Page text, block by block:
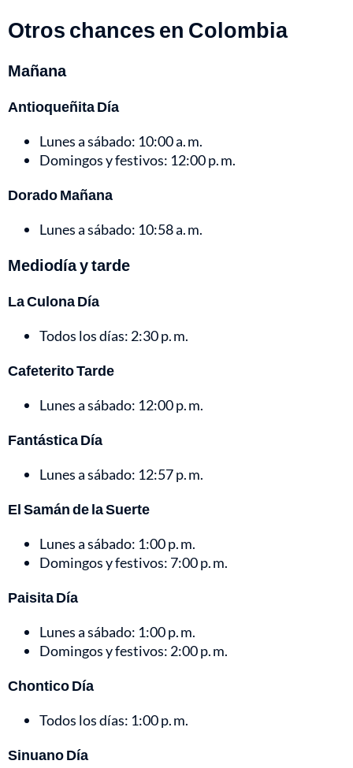
Otros chances en Colombia
Mañana
Antioqueñita Día
Lunes a sábado: 10:00 a. m.
Domingos y festivos: 12:00 p. m.
Dorado Mañana
Lunes a sábado: 10:58 a. m.
Mediodía y tarde
La Culona Día
Todos los días: 2:30 p. m.
Cafeterito Tarde
Lunes a sábado: 12:00 p. m.
Fantástica Día
Lunes a sábado: 12:57 p. m.
El Samán de la Suerte
Lunes a sábado: 1:00 p. m.
Domingos y festivos: 7:00 p. m.
Paisita Día
Lunes a sábado: 1:00 p. m.
Domingos y festivos: 2:00 p. m.
Chontico Día
Todos los días: 1:00 p. m.
Sinuano Día